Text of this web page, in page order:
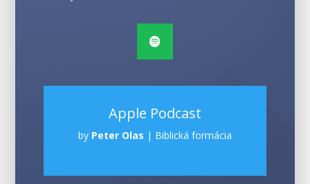
Apple Podcast
by Peter Olas | Biblická formácia